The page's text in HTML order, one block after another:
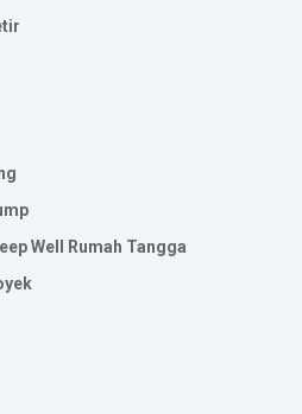
Well Rumah Tangga